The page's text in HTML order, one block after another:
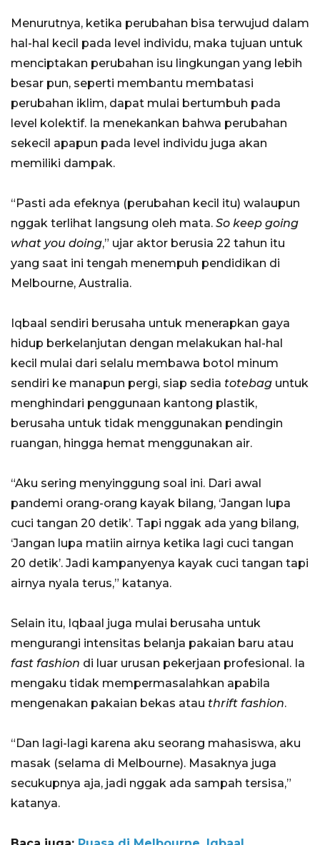
Menurutnya, ketika perubahan bisa terwujud dalam
hal-hal kecil pada level individu, maka tujuan untuk
menciptakan perubahan isu lingkungan yang lebih
besar pun, seperti membantu membatasi
perubahan iklim, dapat mulai bertumbuh pada
level kolektif. Ia menekankan bahwa perubahan
sekecil apapun pada level individu juga akan
memiliki dampak.
“Pasti ada efeknya (perubahan kecil itu) walaupun
nggak terlihat langsung oleh mata. So keep going
what you doing,” ujar aktor berusia 22 tahun itu
yang saat ini tengah menempuh pendidikan di
Melbourne, Australia.
Iqbaal sendiri berusaha untuk menerapkan gaya
hidup berkelanjutan dengan melakukan hal-hal
kecil mulai dari selalu membawa botol minum
sendiri ke manapun pergi, siap sedia totebag untuk
menghindari penggunaan kantong plastik,
berusaha untuk tidak menggunakan pendingin
ruangan, hingga hemat menggunakan air.
“Aku sering menyinggung soal ini. Dari awal
pandemi orang-orang kayak bilang, ‘Jangan lupa
cuci tangan 20 detik’. Tapi nggak ada yang bilang,
‘Jangan lupa matiin airnya ketika lagi cuci tangan
20 detik’. Jadi kampanyenya kayak cuci tangan tapi
airnya nyala terus,” katanya.
Selain itu, Iqbaal juga mulai berusaha untuk
mengurangi intensitas belanja pakaian baru atau
fast fashion di luar urusan pekerjaan profesional. Ia
mengaku tidak mempermasalahkan apabila
mengenakan pakaian bekas atau thrift fashion.
“Dan lagi-lagi karena aku seorang mahasiswa, aku
masak (selama di Melbourne). Masaknya juga
secukupnya aja, jadi nggak ada sampah tersisa,”
katanya.